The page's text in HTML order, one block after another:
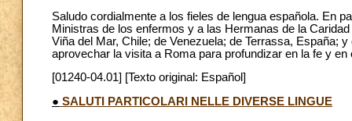
Saludo cordialmente a los fieles de lengua española. En
Ministras de los enfermos y a las Hermanas de la
Viña del Mar, Chile; de Venezuela; de Terrassa, España;
aprovechar la visita a Roma para profundizar en la fe y
[01240-04.01] [Texto original: Español]
● SALUTI PARTICOLARI NELLE DIVERSE LINGUE